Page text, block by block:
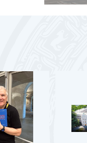
საერთაშორისო
გლობალური